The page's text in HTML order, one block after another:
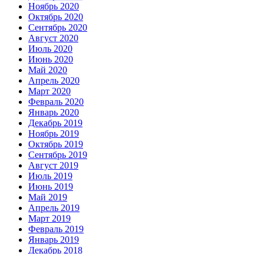
Ноябрь 2020
Октябрь 2020
Сентябрь 2020
Август 2020
Июль 2020
Июнь 2020
Май 2020
Апрель 2020
Март 2020
Февраль 2020
Январь 2020
Декабрь 2019
Ноябрь 2019
Октябрь 2019
Сентябрь 2019
Август 2019
Июль 2019
Июнь 2019
Май 2019
Апрель 2019
Март 2019
Февраль 2019
Январь 2019
Декабрь 2018